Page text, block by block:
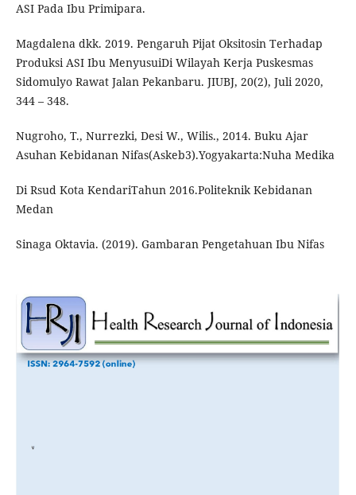
ASI Pada Ibu Primipara.
Magdalena dkk. 2019. Pengaruh Pijat Oksitosin Terhadap
Produksi ASI Ibu MenyusuiDi Wilayah Kerja Puskesmas
Sidomulyo Rawat Jalan Pekanbaru. JIUBJ, 20(2), Juli 2020,
344 – 348.
Nugroho, T., Nurrezki, Desi W., Wilis., 2014. Buku Ajar
Asuhan Kebidanan Nifas(Askeb3).Yogyakarta:Nuha Medika
Di Rsud Kota KendariTahun 2016.Politeknik Kebidanan
Medan
Sinaga Oktavia. (2019). Gambaran Pengetahuan Ibu Nifas